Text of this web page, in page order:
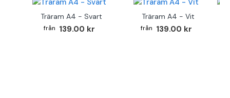
Träram A4 - Svart
139.00 kr
Träram A4 - Vit
139.00 kr